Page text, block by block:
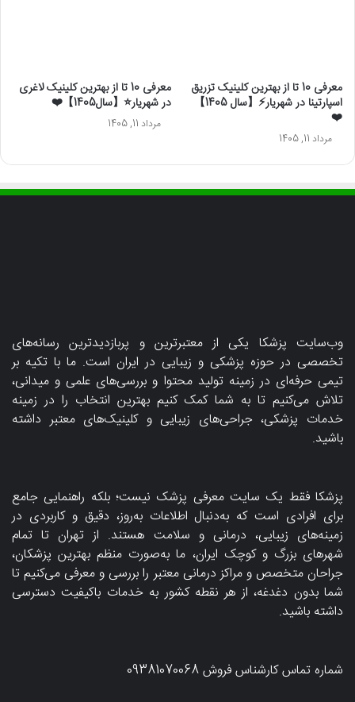
معرفی 10 تا از بهترین کلینیک تزریق
اسپارتینا در شهریار⚡【سال 1405】
❤️
مرداد 11, 1405
معرفی 10 تا از بهترین کلینیک لاغری
در شهریار⭐【سال1405】❤️
مرداد 11, 1405
وب‌سایت پزشکا یکی از معتبرترین و پربازدیدترین رسانه‌های
تخصصی در حوزه پزشکی و زیبایی در ایران است. ما با تکیه بر
تیمی حرفه‌ای در زمینه تولید محتوا و بررسی‌های علمی و میدانی،
تلاش می‌کنیم تا به شما کمک کنیم بهترین انتخاب را در زمینه
خدمات پزشکی، جراحی‌های زیبایی و کلینیک‌های معتبر داشته
باشید.
پزشکا فقط یک سایت معرفی پزشک نیست؛ بلکه راهنمایی جامع
برای افرادی است که به‌دنبال اطلاعات به‌روز، دقیق و کاربردی در
زمینه‌های زیبایی، درمانی و سلامت هستند. از تهران تا تمام
شهرهای بزرگ و کوچک ایران، ما به‌صورت منظم بهترین پزشکان،
جراحان متخصص و مراکز درمانی معتبر را بررسی و معرفی می‌کنیم تا
شما بدون دغدغه، از هر نقطه کشور به خدمات باکیفیت دسترسی
داشته باشید.
شماره تماس کارشناس فروش09381070068